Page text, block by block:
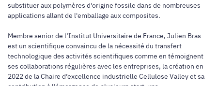
substituer aux polymères d'origine fossile dans de nombreuses
applications allant de l'emballage aux composites.
Membre senior de l’Institut Universitaire de France, Julien Bras
est un scientifique convaincu de la nécessité du transfert
technologique des activités scientifiques comme en témoignent
ses collaborations régulières avec les entreprises, la création en
2022 de la Chaire d’excellence industrielle Cellulose Valley et sa